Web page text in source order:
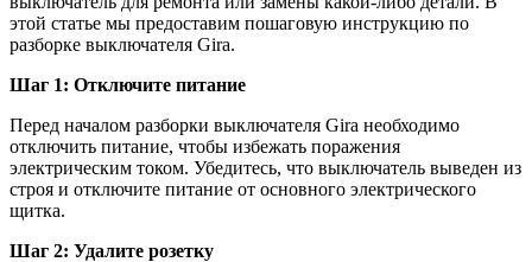
этой статье мы предоставим пошаговую инструкцию по
разборке выключателя Gira.
Шаг 1: Отключите питание
Перед началом разборки выключателя Gira необходимо
отключить питание, чтобы избежать поражения
электрическим током. Убедитесь, что выключатель выведен из
строя и отключите питание от основного электрического
щитка.
Шаг 2: Удалите розетку